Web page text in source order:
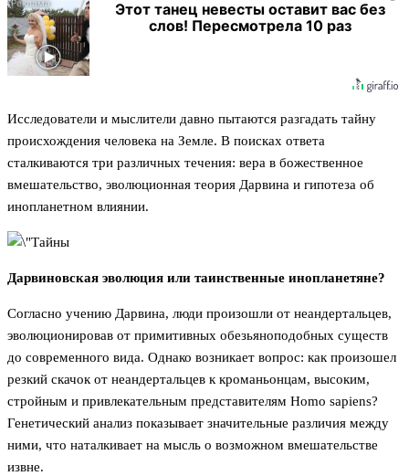
Этот танец невесты оставит вас без
слов! Пересмотрела 10 раз
Исследователи и мыслители давно пытаются разгадать тайну
происхождения человека на Земле. В поисках ответа
сталкиваются три различных течения: вера в божественное
вмешательство, эволюционная теория Дарвина и гипотеза об
инопланетном влиянии.
Дарвиновская эволюция или таинственные инопланетяне?
Согласно учению Дарвина, люди произошли от неандертальцев,
эволюционировав от примитивных обезьяноподобных существ
до современного вида. Однако возникает вопрос: как произошел
резкий скачок от неандертальцев к кроманьонцам, высоким,
стройным и привлекательным представителям Homo sapiens?
Генетический анализ показывает значительные различия между
ними, что наталкивает на мысль о возможном вмешательстве
извне.